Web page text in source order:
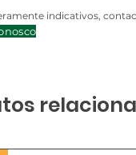
indicativos,